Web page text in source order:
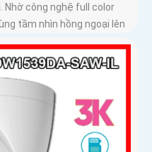
Nhờ công nghệ full color
tầm nhìn hồng ngoại lên